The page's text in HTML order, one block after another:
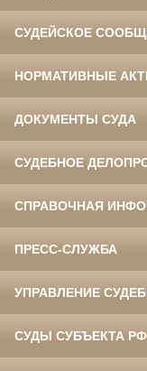
СУДЕЙСКОЕ
НОРМАТИВНЫЕ
ДОКУМЕНТЫ СУДА
СУДЕБНОЕ
СПРАВОЧНАЯ
ПРЕСС-СЛУЖБА
УПРАВЛЕНИЕ
СУДЫ СУБЪЕКТА РФ